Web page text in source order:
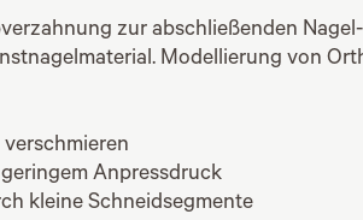
zur abschließenden
Modellierung von
Anpressdruck
kleine Schneidsegmente